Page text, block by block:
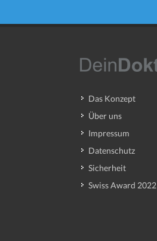
Das Konzept
Über uns
Impressum
Datenschutz
Sicherheit
Swiss Award 2022